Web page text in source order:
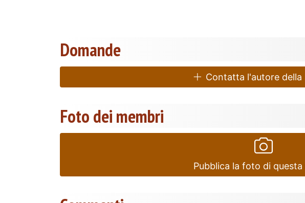
Domande
Contatta l'autore della
Foto dei membri
Pubblica la foto di